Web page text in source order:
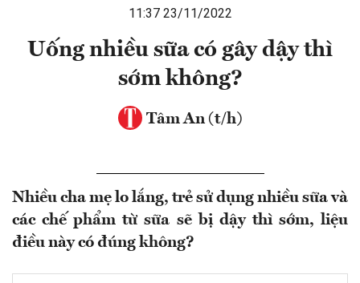
11:37 23/11/2022
Uống nhiều sữa có gây dậy thì
sớm không?
Tâm An (t/h)
Nhiều cha mẹ lo lắng, trẻ sử dụng nhiều sữa và
các chế phẩm từ sữa sẽ bị dậy thì sớm, liệu
điều này có đúng không?